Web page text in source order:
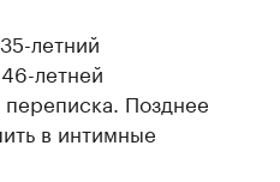
летний
летней
Позднее
в интимные